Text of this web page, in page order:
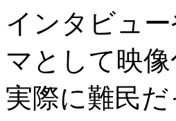
インタビュ
マとして映
実際に難民